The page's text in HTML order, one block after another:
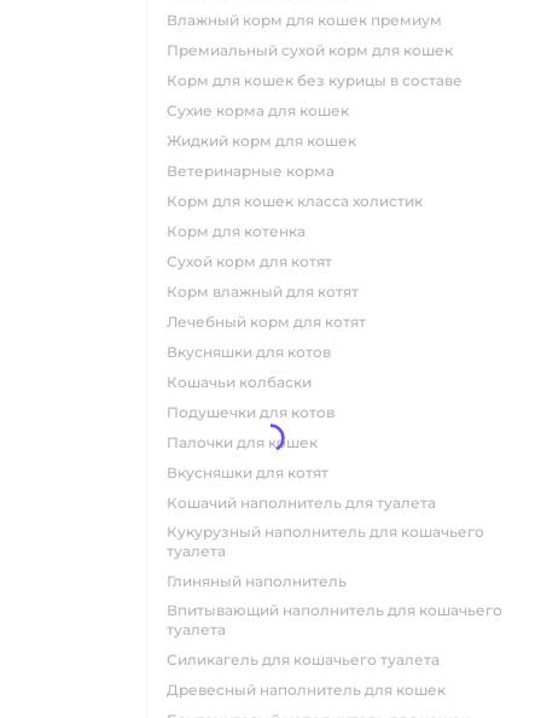
влажный корм для кошек премиум
премиальный сухой корм для кошек
корм для кошек без курицы в составе
сухие корма для кошек
жидкий корм для кошек
ветеринарные корма
корм для кошек класса холистик
корм для котенка
сухой корм для котят
корм влажный для котят
лечебный корм для котят
вкусняшки для котов
кошачьи колбаски
подушечки для котов
палочки для кошек
вкусняшки для котят
кошачий наполнитель для туалета
кукурузный наполнитель для кошачьего
туалета
глиняный наполнитель
впитывающий наполнитель для кошачьего
туалета
силикагель для кошачьего туалета
древесный наполнитель для кошек